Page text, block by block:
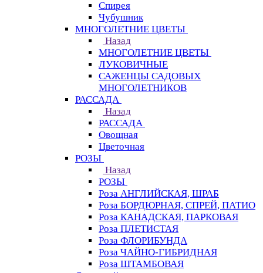
Спирея
Чубушник
МНОГОЛЕТНИЕ ЦВЕТЫ
Назад
МНОГОЛЕТНИЕ ЦВЕТЫ
ЛУКОВИЧНЫЕ
САЖЕНЦЫ САДОВЫХ
МНОГОЛЕТНИКОВ
РАССАДА
Назад
РАССАДА
Овощная
Цветочная
РОЗЫ
Назад
РОЗЫ
Роза АНГЛИЙСКАЯ, ШРАБ
Роза БОРДЮРНАЯ, СПРЕЙ, ПАТИО
Роза КАНАДСКАЯ, ПАРКОВАЯ
Роза ПЛЕТИСТАЯ
Роза ФЛОРИБУНДА
Роза ЧАЙНО-ГИБРИДНАЯ
Роза ШТАМБОВАЯ